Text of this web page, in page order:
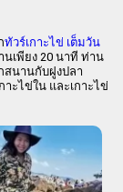
ทัวร์เกาะไข่ เต็มวัน
เพียง 20 นาที ท่าน
สนานกับฝูงปลา
ะไข่ใน และเกาะไข่